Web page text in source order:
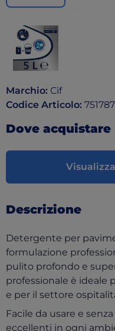
Marchio: Cif
Codice Articolo:
Dove acquistare
Descrizione
Detergente per
formulazione
pulito profondo e
professionale è ideale
e per il settore
Facile da usare e
eccellenti in ogni